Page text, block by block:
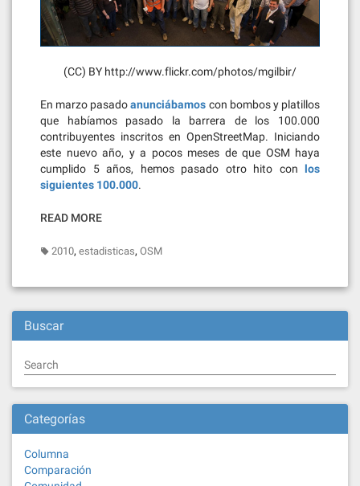
(CC) BY http://www.flickr.com/photos/mgilbir/
En marzo pasadoanunciábamos con bombos y platillos
que habíamos pasado la barrera de los 100.000
contribuyentes inscritos en OpenStreetMap. Iniciando
este nuevo año, y a pocos meses de que OSM haya
cumplido 5 años, hemos pasado otro hito con los
siguientes 100.000.
READ MORE
2010, estadisticas, OSM
Buscar
Search
Categorías
Columna
Comparación